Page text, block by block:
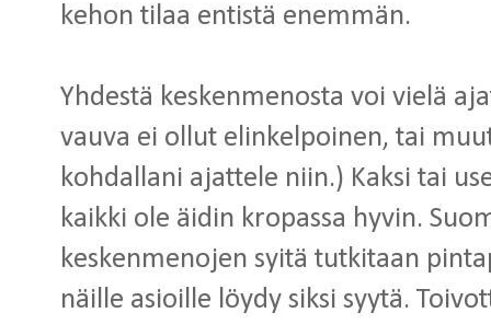
kehon tilaa entistä enemmän.
Yhdestä keskenmenosta voi vielä
vauva ei ollut elinkelpoinen, tai
kohdallani ajattele niin.) Kaksi tai
kaikki ole äidin kropassa hyvin.
keskenmenojen syitä tutkitaan
näille asioille löydy siksi syytä.